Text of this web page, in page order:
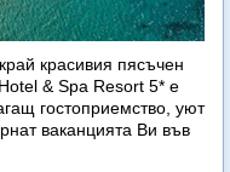
красивия пясъчен
& Spa Resort 5* е
гостоприемство, уют
ваканцията Ви във